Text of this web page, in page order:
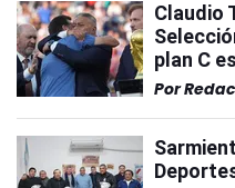
Claudio
plan C
Por